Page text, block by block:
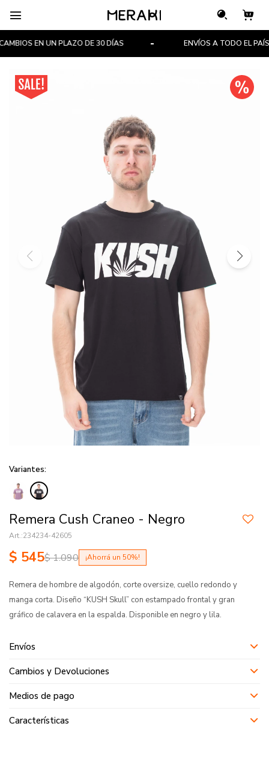

EN UN PLAZO DE 30 DÍAS ENVÍOS A TODO EL PAÍS
Remera Cush Craneo - Negro
234234-42605
$ 545$1.090 50
Remera de hombre de algodón, corte oversize, cuello redondo y
manga corta. Diseño “KUSH Skull” con estampado frontal y gran
gráfico de calavera en la espalda. Disponible en negro y lila.
Variantes:
Envíos
Cambios y Devoluciones
Medios de pago
Características